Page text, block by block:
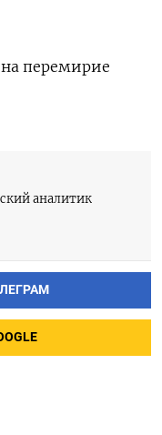
перемирие
аналитик